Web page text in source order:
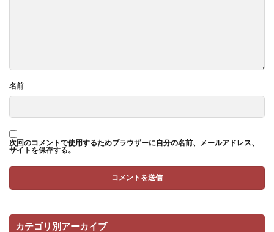
名前
次回のコメントで使用するためブラウザーに自分の名前、メールアドレス、
サイトを保存する。
カテゴリ別アーカイブ